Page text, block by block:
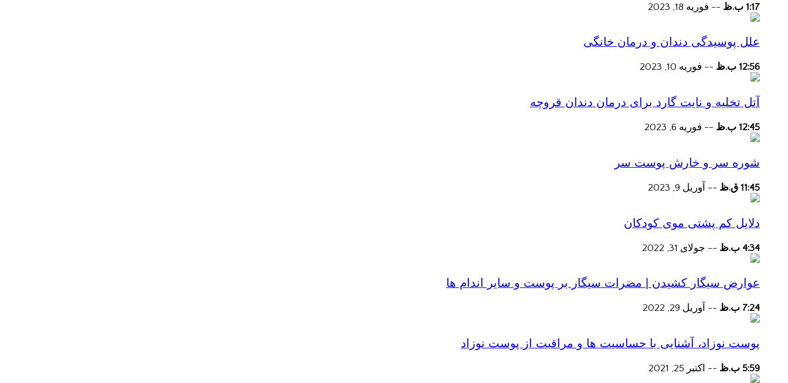
1:17 ب.ظ -- فوریه 18, 2023
علل پوسیدگی دندان و درمان خانگی
12:56 ب.ظ -- فوریه 10, 2023
آتل تخلیه و نایت گارد برای درمان دندان قروچه
12:45 ب.ظ -- فوریه 6, 2023
شوره سر و خارش پوست سر
11:45 ق.ظ -- آوریل 9, 2023
دلایل کم پشتی موی کودکان
4:34 ب.ظ -- جولای 31, 2022
عوارض سیگار کشیدن | مضرات سیگار بر پوست و سایر اندام ها
7:24 ب.ظ -- آوریل 29, 2022
پوست نوزاد، آشنایی با حساسیت ها و مراقبت از پوست نوزاد
5:59 ب.ظ -- اکتبر 25, 2021